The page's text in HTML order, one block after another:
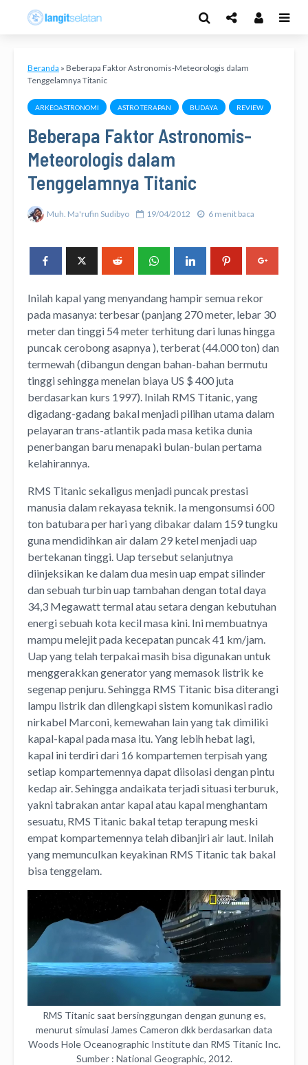
Beranda » Beberapa Faktor Astronomis-Meteorologis dalam
Tenggelamnya Titanic
ARKEOASTRONOMI ASTRO TERAPAN BUDAYA REVIEW
Beberapa Faktor Astronomis-
Meteorologis dalam
Tenggelamnya Titanic
Muh. Ma'rufin Sudibyo 19/04/2012 6 menit baca
Inilah kapal yang menyandang hampir semua rekor
pada masanya: terbesar (panjang 270 meter, lebar 30
meter dan tinggi 54 meter terhitung dari lunas hingga
puncak cerobong asapnya ), terberat (44.000 ton) dan
termewah (dibangun dengan bahan-bahan bermutu
tinggi sehingga menelan biaya US $ 400 juta
berdasarkan kurs 1997). Inilah RMS Titanic, yang
digadang-gadang bakal menjadi pilihan utama dalam
pelayaran trans-atlantik pada masa ketika dunia
penerbangan baru menapaki bulan-bulan pertama
kelahirannya.
RMS Titanic sekaligus menjadi puncak prestasi
manusia dalam rekayasa teknik. Ia mengonsumsi 600
ton batubara per hari yang dibakar dalam 159 tungku
guna mendidihkan air dalam 29 ketel menjadi uap
bertekanan tinggi. Uap tersebut selanjutnya
diinjeksikan ke dalam dua mesin uap empat silinder
dan sebuah turbin uap tambahan dengan total daya
34,3 Megawatt termal atau setara dengan kebutuhan
energi sebuah kota kecil masa kini. Ini membuatnya
mampu melejit pada kecepatan puncak 41 km/jam.
Uap yang telah terpakai masih bisa digunakan untuk
menggerakkan generator yang memasok listrik ke
segenap penjuru. Sehingga RMS Titanic bisa diterangi
lampu listrik dan dilengkapi sistem komunikasi radio
nirkabel Marconi, kemewahan lain yang tak dimiliki
kapal-kapal pada masa itu. Yang lebih hebat lagi,
kapal ini terdiri dari 16 kompartemen terpisah yang
setiap kompartemennya dapat diisolasi dengan pintu
kedap air. Sehingga andaikata terjadi situasi terburuk,
yakni tabrakan antar kapal atau kapal menghantam
sesuatu, RMS Titanic bakal tetap terapung meski
empat kompartemennya telah dibanjiri air laut. Inilah
yang memunculkan keyakinan RMS Titanic tak bakal
bisa tenggelam.
RMS Titanic saat bersinggungan dengan gunung es,
menurut simulasi James Cameron dkk berdasarkan data
Woods Hole Oceanographic Institute dan RMS Titanic Inc.
Sumber : National Geographic, 2012.